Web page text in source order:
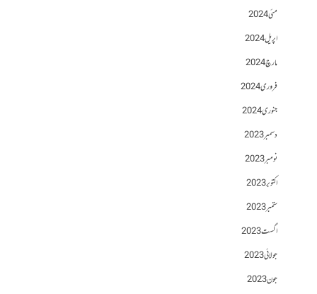
مئی 2024
اپریل 2024
مارچ 2024
فروری 2024
جنوری 2024
دسمبر 2023
نومبر 2023
اکتوبر 2023
ستمبر 2023
اگست 2023
جولائی 2023
جون 2023